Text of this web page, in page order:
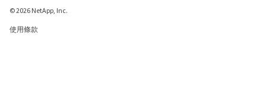
© 2026 NetApp, Inc.
使用條款